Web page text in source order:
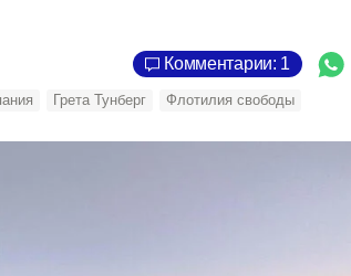
Комментарии: 1
Грета Тунберг Флотилия свободы